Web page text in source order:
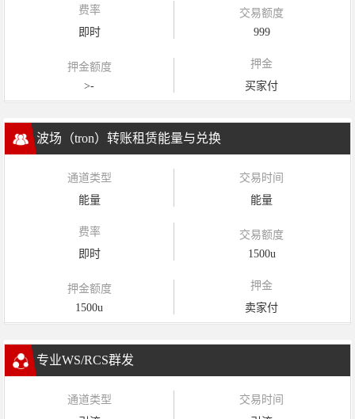
费率
即时
交易额度
999
押金额度
>-
押金
买家付
波场（tron）转账租赁能量与兑换
通道类型
能量
交易时间
能量
费率
即时
交易额度
1500u
押金额度
1500u
押金
卖家付
专业WS/RCS群发
通道类型
交易时间